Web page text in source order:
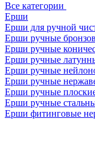
Все категории
Ерши
Ерши для ручной
Ерши ручные
Ерши ручные
Ерши ручные
Ерши ручные
Ерши ручные
Ерши ручные
Ерши ручные
Ерши фитинговые